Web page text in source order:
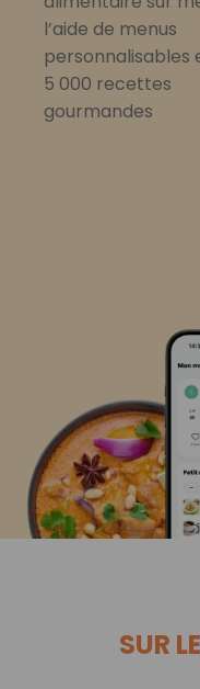
l’aide de menus
personnalisables
5 000 recettes
gourmandes
SUR